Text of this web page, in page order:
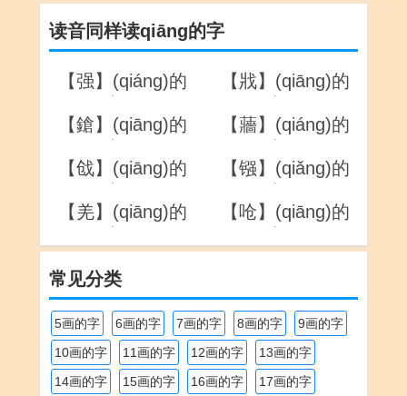
读音同样读qiāng的字
【强】(qiáng)的
【戕】(qiāng)的
【鎗】(qiāng)的
【蘠】(qiáng)的
【戗】(qiāng)的
【镪】(qiǎng)的
【羌】(qiāng)的
【呛】(qiāng)的
常见分类
5画的字 6画的字 7画的字 8画的字
9画的字
10画的字
11画的字 12画的字
13画的字
14画的字
15画的字 16画的字
17画的字